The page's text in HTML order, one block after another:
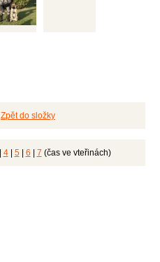
Zpět do složky
4| 5| 6 7 (čas ve vteřinách)